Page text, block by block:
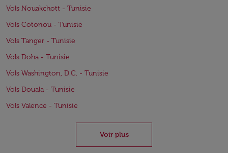
Vols Nouakchott - Tunisie
Vols Cotonou - Tunisie
Vols Tanger - Tunisie
Vols Doha - Tunisie
Vols Washington, D.C. - Tunisie
Vols Douala - Tunisie
Vols Valence - Tunisie
Voir plus